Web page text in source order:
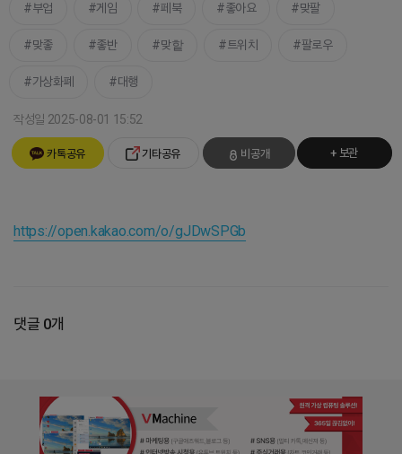
부업 게임 페북 좋아요 맞팔
맞좋 좋반 맞핱 트위치 팔로우
가상화폐 대행
작성일 2025-08-01 15:52
카톡공유 기타공유 비공개 + 보관
https://open.kakao.com/o/gJDwSPGb
댓글 0개